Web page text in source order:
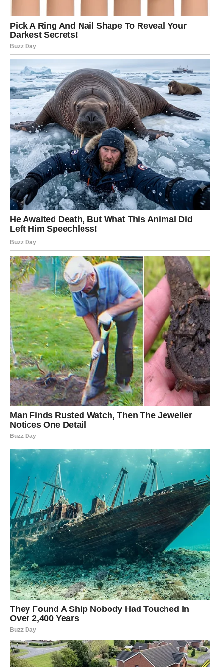
novu fazu
Najveće promene očekuju Device koje su dugo bile u
vezi koja ih više ne ispunjava.
Srce će želeti mir, a ne iluzije
Shvatićete da ljubav nije dovoljna ukoliko nema
iskrenosti, poštovanja i poverenja.
Ako ste mesecima osećali da partner nešto krije ili da vas
ne stavlja na prvo mesto, uskoro ćete dobiti potvrdu
svojih sumnji.
To će vas zaboleti.
Ipak, upravo ta bol postaće početak vašeg oslobađanja.
Slobodne Device takođe će otvoriti oči. Neko iz njihove
prošlosti mogao bi ponovo da se pojavi, ali ćete ovog
puta jasno videti da ta osoba nije zaslužila novu priliku.
Poslovne promene koje donose
veliko olakšanje
Ni posao neće ostati isti.
Prestaćete da ćutite
Dugo ste radili više nego što je bilo potrebno. Preuzimali
ste odgovornost za tuđe greške i verovali da će se vaš
trud jednog dana isplatiti.
Sada dolazi trenutak kada ćete jasno reći šta mislite.
Moguće su velike promene radnog mesta, razgovori sa
nadređenima ili odluka da krenete potpuno novim putem.
Iako će vas takva odluka u početku plašiti, vrlo brzo ćete
shvatiti da je upravo ona bila neophodna kako biste
napredovali.
Ljudi koji vas nisu cenili ostaće iza
vas
Najveća promena neće biti spoljašnja.
Dogodiće se u vama.